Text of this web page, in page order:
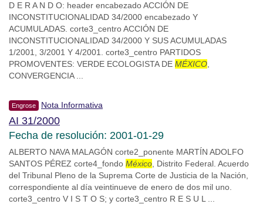
D E R A N D O: header encabezado ACCIÓN DE
INCONSTITUCIONALIDAD 34/2000 encabezado Y
ACUMULADAS. corte3_centro ACCIÓN DE
INCONSTITUCIONALIDAD 34/2000 Y SUS ACUMULADAS
1/2001, 3/2001 Y 4/2001. corte3_centro PARTIDOS
PROMOVENTES: VERDE ECOLOGISTA DE MÉXICO
CONVERGENCIA ...
Engrose Nota Informativa
AI 31/2000
Fecha de resolución: 2001-01-29
ALBERTO NAVA MALAGÓN corte2_ponente MARTÍN ADOLFO
SANTOS PÉREZ corte4_fondo México , Distrito Federal. Acuerdo
del Tribunal Pleno de la Suprema Corte de Justicia de la Nación,
correspondiente al día veintinueve de enero de dos mil uno.
corte3_centro V I S T O S; y corte3_centro R E S U L ...